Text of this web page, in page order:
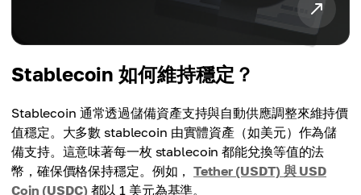
Stablecoin 如何維持穩定？
Stablecoin 通常透過儲備資產支持與自動供應調整來維持價
值穩定。大多數 stablecoin 由實體資產（如美元）作為儲
備支持。這意味著每一枚 stablecoin 都能兌換等值的法
幣，確保價格保持穩定。例如，Tether (USDT) 與 USD
Coin (USDC) 都以 1 美元為基準。